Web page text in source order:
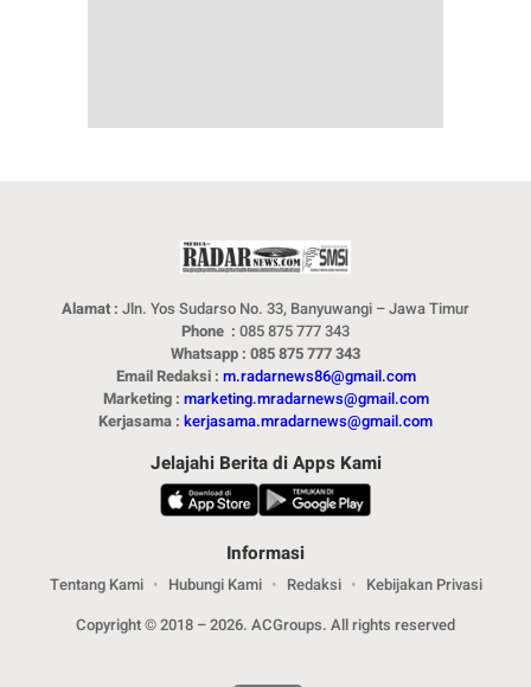
Alamat : Jln. Yos Sudarso No. 33, Banyuwangi – Jawa Timur
Phone : 085 875 777 343
Whatsapp : 085 875 777 343
Email Redaksi : m.radarnews86@gmail.com
Marketing : marketing.mradarnews@gmail.com
Kerjasama : kerjasama.mradarnews@gmail.com
Jelajahi Berita di Apps Kami
Informasi
Tentang Kami Hubungi Kami Redaksi
Kebijakan Privasi
Copyright © 2018 – 2026. ACGroups. All rights reserved